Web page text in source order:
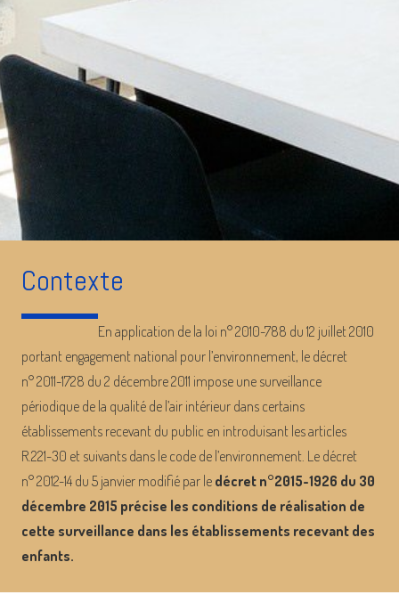
Contexte
En application de la loi n° 2010-788 du 12 juillet 2010
portant engagement national pour l’environnement, le décret
n° 2011-1728 du 2 décembre 2011 impose une surveillance
périodique de la qualité de l’air intérieur dans certains
établissements recevant du public en introduisant les articles
R.221-30 et suivants dans le code de l’environnement. Le décret
n° 2012-14 du 5 janvier modifié par le décret n°2015-1926 du 30
décembre 2015 précise les conditions de réalisation de
cette surveillance dans les établissements recevant des
enfants.